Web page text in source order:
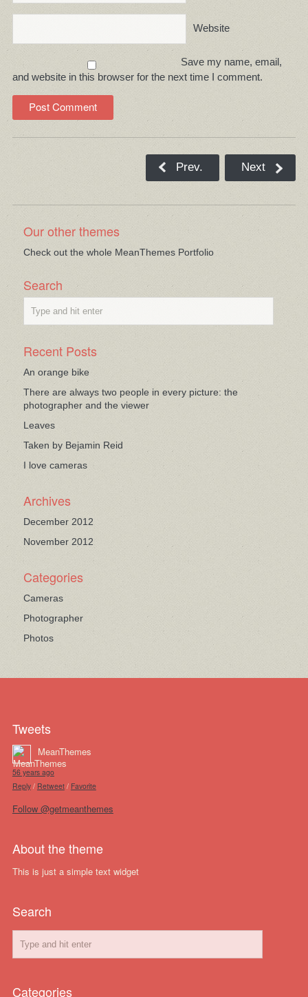
Website
Save my name, email,
and website in this browser for the next time I comment.
Next
Prev.
Our other themes
Check out the whole MeanThemes Portfolio
Search
Recent Posts
An orange bike
There are always two people in every picture: the
photographer and the viewer
Leaves
Taken by Bejamin Reid
I love cameras
Archives
December 2012
November 2012
Categories
Cameras
Photographer
Photos
Tweets
MeanThemes
56 years ago
Reply/ Retweet/ Favorite
Follow @getmeanthemes
About the theme
This is just a simple text widget
Search
Categories